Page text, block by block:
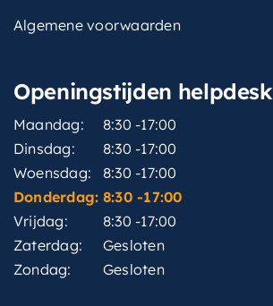
Algemene voorwaarden
Openingstijden helpdesk
Maandag:
8:30 -17:00
Dinsdag:
8:30 -17:00
Woensdag:
8:30 -17:00
Donderdag: 8:30 -17:00
Vrijdag:
8:30 -17:00
Zaterdag:
Gesloten
Zondag:
Gesloten